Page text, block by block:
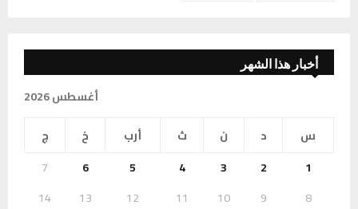
أخبار هذا الشهر
أغسطس 2026
س
د ن ث أرب خ
ج
1
2
3
4
5
6
7
8
9
10
11
12
13
14